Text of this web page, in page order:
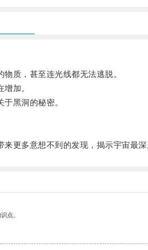
质，甚至连光线都无法逃脱。
加。
黑洞的秘密。
多意想不到的发现，揭示宇宙最深
点。